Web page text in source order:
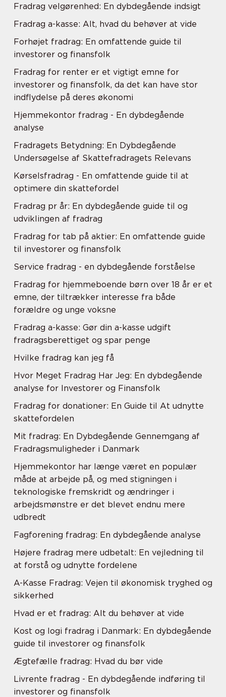
Fradrag velgørenhed: En dybdegående indsigt
Fradrag a-kasse: Alt, hvad du behøver at vide
Forhøjet fradrag: En omfattende guide til
investorer og finansfolk
Fradrag for renter er et vigtigt emne for
investorer og finansfolk, da det kan have stor
indflydelse på deres økonomi
Hjemmekontor fradrag - En dybdegående
analyse
Fradragets Betydning: En Dybdegående
Undersøgelse af Skattefradragets Relevans
Kørselsfradrag - En omfattende guide til at
optimere din skattefordel
Fradrag pr år: En dybdegående guide til og
udviklingen af fradrag
Fradrag for tab på aktier: En omfattende guide
til investorer og finansfolk
Service fradrag - en dybdegående forståelse
Fradrag for hjemmeboende børn over 18 år er et
emne, der tiltrækker interesse fra både
forældre og unge voksne
Fradrag a-kasse: Gør din a-kasse udgift
fradragsberettiget og spar penge
Hvilke fradrag kan jeg få
Hvor Meget Fradrag Har Jeg: En dybdegående
analyse for Investorer og Finansfolk
Fradrag for donationer: En Guide til At udnytte
skattefordelen
Mit fradrag: En Dybdegående Gennemgang af
Fradragsmuligheder i Danmark
Hjemmekontor har længe været en populær
måde at arbejde på, og med stigningen i
teknologiske fremskridt og ændringer i
arbejdsmønstre er det blevet endnu mere
udbredt
Fagforening fradrag: En dybdegående analyse
Højere fradrag mere udbetalt: En vejledning til
at forstå og udnytte fordelene
A-Kasse Fradrag: Vejen til økonomisk tryghed og
sikkerhed
Hvad er et fradrag: Alt du behøver at vide
Kost og logi fradrag i Danmark: En dybdegående
guide til investorer og finansfolk
Ægtefælle fradrag: Hvad du bør vide
Livrente fradrag - En dybdegående indføring til
investorer og finansfolk